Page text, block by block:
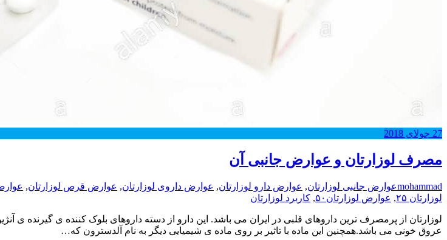
27 جولای 2018
مصرف لوزارتان و عوارض جانبی آن
mohammadعوارض جانبی لوزارتان, عوارض دارو لوزارتان, عوارض داروی لوزارتان, عوارض قرص لوزارتان,
لوزارتان ۲۵
, عوارض لوزارتان۵۰ , کاربرد لوزارتان
لوزارتان از پرمصرف ترین داروهای قلبی در ایران می باشد. این دارو از دسته داروهای بلوک کننده ی گیرنده ی
عروق خونی می باشد.همچنین این ماده با تاثیر بر روی ماده ی شیمیایی دیگر به نام آلدسترون که…